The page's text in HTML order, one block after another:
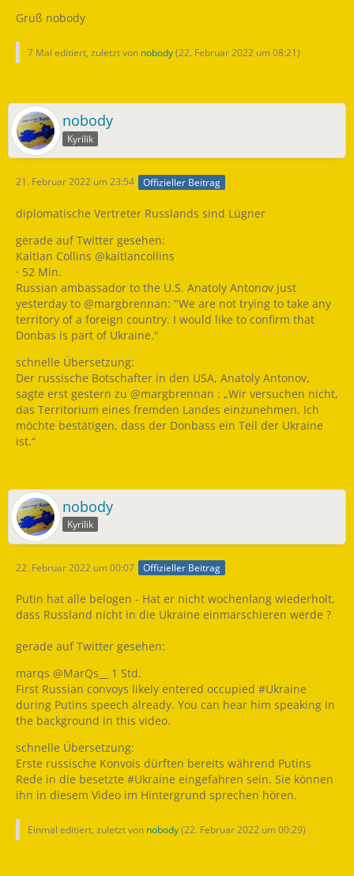
Gruß nobody
7 Mal editiert, zuletzt von nobody(22. Februar 2022 um 08:21)
nobody
Kyrilik
21. Februar 2022 um 23:54 Offizieller Beitrag
diplomatische Vertreter Russlands sind Lügner
gerade auf Twitter gesehen:
Kaitlan Collins @kaitlancollins
· 52 Min.
Russian ambassador to the U.S. Anatoly Antonov just
yesterday to @margbrennan: "We are not trying to take any
territory of a foreign country. I would like to confirm that
Donbas is part of Ukraine."
schnelle Übersetzung:
Der russische Botschafter in den USA, Anatoly Antonov,
sagte erst gestern zu @margbrennan : „Wir versuchen nicht,
das Territorium eines fremden Landes einzunehmen. Ich
möchte bestätigen, dass der Donbass ein Teil der Ukraine
ist.“
nobody
Kyrilik
22. Februar 2022 um 00:07 Offizieller Beitrag
Putin hat alle belogen - Hat er nicht wochenlang wiederholt,
dass Russland nicht in die Ukraine einmarschieren werde ?
gerade auf Twitter gesehen:
marqs @MarQs__ 1 Std.
First Russian convoys likely entered occupied #Ukraine
during Putins speech already. You can hear him speaking in
the background in this video.
schnelle Übersetzung:
Erste russische Konvois dürften bereits während Putins
Rede in die besetzte #Ukraine eingefahren sein. Sie können
ihn in diesem Video im Hintergrund sprechen hören.
Einmal editiert, zuletzt von nobody(22. Februar 2022 um 00:29)